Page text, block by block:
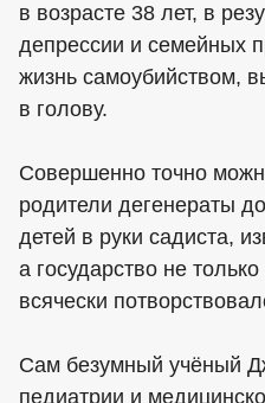
в возрасте 38 лет, в
депрессии и семейных
жизнь самоубийством,
в голову.
Совершенно точно
родители дегенераты
детей в руки садиста,
а государство не
всячески
Сам безумный учёный
педиатрии и